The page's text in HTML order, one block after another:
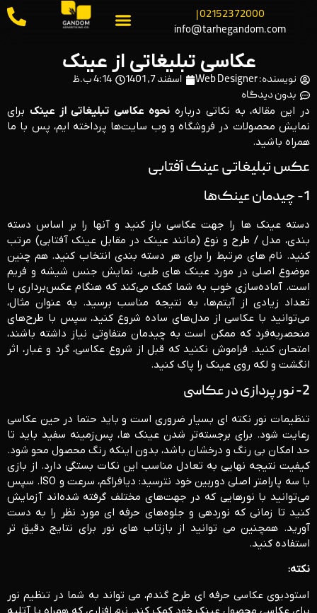
02152372000 |
info@tarhegandom.com
عکاسی تبلیغاتی از عینک
نویسنده: اسفند 7, 1401
4:14 ب.ظ
بدون دیدگاه
در این مقاله، به نکاتی درباره نحوه عکاسی تبلیغاتی از عینک برای
نمایش محصولات در فروشگاه و وب سایت‌ها پرداخته ایم، پس با ما
همراه باشید.
عکس تبلیغاتی عینک آفتابی
1- چیدمان عینک‌ها
دسته عینک ها را جهت عکاسی باز کنید و آنها را بر اساس دسته
بندی، مدل / طرح و نوع (مانند عینک در مقابل عینک آفتابی) مرتب
کنید. نام های مرتبط را برای هر دسته بندی انتخاب کنید. هم چنین
موضوع اصلی در مورد عینک های طبی، نمایش جنس شیشه و فریم
است. آماده‌سازی خوب به شما کمک می‌کند که هنگام عکس‌برداری با
تعداد زیادی از آیتم‌ها، به نتیجه مناسب برسید. به عنوان مثال،
می‌توانید با عکاسی از مدل‌های ساده‌ شروع کنید، سپس با طرح‌های
منحصربه‌فرد که ممکن است به چیدمان متفاوتی نیاز داشته باشند،
امتحان کنید. فراموش نکنید که قبل از شروع عکاسی، گرد و غبار، اثر
انگشت و لکه روی عینک را پاک کنید.
2- نور پردازی در عکاسی
تنظیمات نور نکته ای بسیار ضروری است و باید حتما در حین عکاسی
رعایت شود. برای برجسته‌تر شدن عینک ها، پس‌زمینه سفید باید تا
حد امکان بی رنگ و درخشان باشد، بدون اینکه رنگ محصول محو شود.
کیفیت نتیجه نهایی به تعادل مناسب این نکات بستگی دارد. از بازی
با سه پارامتر اصلی دوربین خود نترسید: دیافراگم، سرعت و ISO. سپس
می‌توانید با نورهایی که در جهت‌های مختلف گرفته شده‌اند آزمایش
کنید تا زمانی که نوردهی و جلوه‌های حرفه ای مورد نظر را به دست
آورید. همچنین می توانید از بازتاب های نور برای نتایج دقیق تر
استفاده کنید.
نکته:
استودیوی عکاسی حرفه ای طرح گندم، می تواند به شما در تنظیم نور